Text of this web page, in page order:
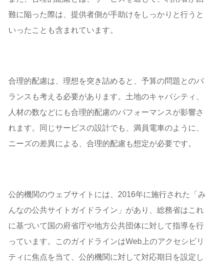
難に陥った際は、提供者側が手助けをしっかりと行うと
いったことも含まれています。
合理的配慮は、理想を突き詰めると、予算の問題とのバ
ランスも考える必要があります。土地のキャパシティ、
人材の数などにも合理的配慮のパフォーマンスが影響さ
れます。同じサービスの設計でも、満員電車のように、
ニーズの差異による、合理的配慮も想定が必要です。
公的機関のウェブサイトには、2016年に施行された「み
んなの公共サイトガイドライン」があり、総務省はこれ
に基づいて国の府省庁や地方公共団体に対して指導を行
っています。このガイドラインはWeb上のアクセシビリ
ティに焦点を当て、公的機関に対して対応期日を設定し